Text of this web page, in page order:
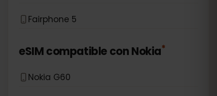
Fairphone 5
eSIM compatible conNokia*
Nokia G60